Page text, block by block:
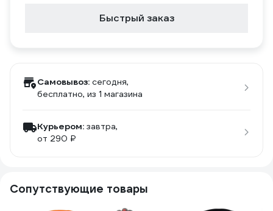
Быстрый заказ
Самовывоз: сегодня,
бесплатно, из 1 магазина
Курьером: завтра,
от 290 ₽
Сопутствующие товары